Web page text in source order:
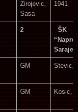
Zirojevic,
Sasa
1941
2
ŠK
GM Stevic,
GM Kosic,